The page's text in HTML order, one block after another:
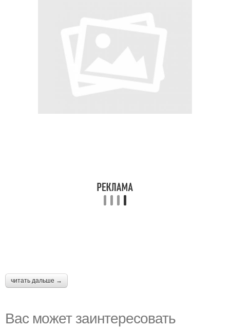
читать дальше →
Вас может заинтересовать